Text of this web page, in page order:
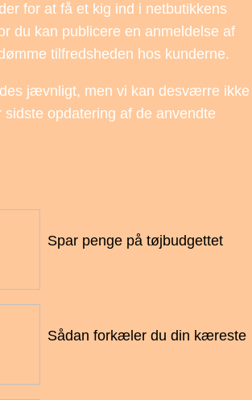
for at få et kig ind i netbutikkens
du kan publicere en anmeldelse af
tilfredsheden hos kunderne.
jævnligt, men vi kan desværre ikke
opdatering af de anvendte
Spar penge på tøjbudgettet
Sådan forkæler du din kæreste